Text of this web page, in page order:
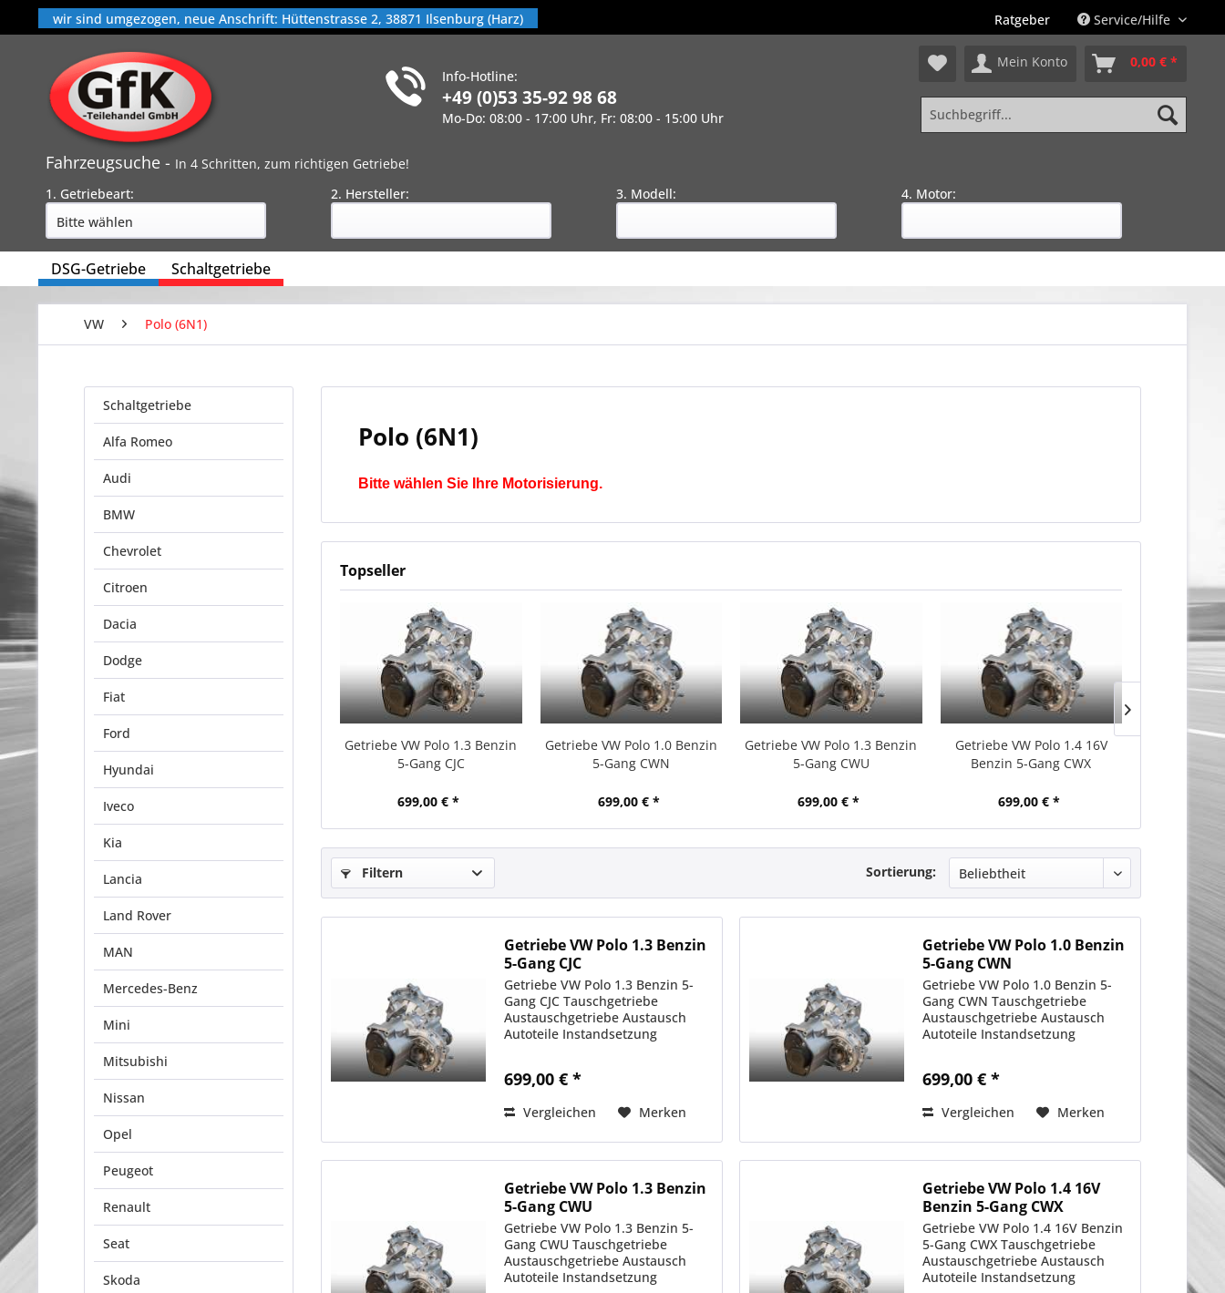
wir sind umgezogen, neue Anschrift: Hüttenstrasse 2, 38871 Ilsenburg (Harz) Ratgeber Service/Hilfe
Info-Hotline:
+49 (0)53 35-92 98 68
Mo-Do: 08:00 - 17:00 Uhr, Fr: 08:00 - 15:00 Uhr
Mein Konto 0,00 € *
Fahrzeugsuche - In 4 Schritten, zum richtigen Getriebe!
1. Getriebeart:
2. Hersteller: 3. Modell: 4. Motor:
DSG-Getriebe Schaltgetriebe
VW Polo (6N1)
Schaltgetriebe
Alfa Romeo
Audi
BMW
Chevrolet
Citroen
Dacia
Dodge
Fiat
Ford
Hyundai
Iveco
Kia
Lancia
Land Rover
MAN
Mercedes-Benz
Mini
Mitsubishi
Nissan
Opel
Peugeot
Renault
Seat
Skoda
Polo (6N1)
Bitte wählen Sie Ihre Motorisierung.
Topseller
Getriebe VW Polo 1.3 Benzin
5-Gang CJC
699,00 € *
Getriebe VW Polo 1.0 Benzin
5-Gang CWN
699,00 € *
Getriebe VW Polo 1.3 Benzin
5-Gang CWU
699,00 € *
Getriebe VW Polo 1.4 16V
Benzin 5-Gang CWX
699,00 € *
Filtern Sortierung:
Getriebe VW Polo 1.3 Benzin
5-Gang CJC
Getriebe VW Polo 1.3 Benzin 5-
Gang CJC Tauschgetriebe
Austauschgetriebe Austausch
Autoteile Instandsetzung
699,00 € *
Vergleichen Merken
Getriebe VW Polo 1.0 Benzin
5-Gang CWN
Getriebe VW Polo 1.0 Benzin 5-
Gang CWN Tauschgetriebe
Austauschgetriebe Austausch
Autoteile Instandsetzung
699,00 € *
Vergleichen Merken
Getriebe VW Polo 1.3 Benzin
5-Gang CWU
Getriebe VW Polo 1.3 Benzin 5-
Gang CWU Tauschgetriebe
Austauschgetriebe Austausch
Autoteile Instandsetzung
Getriebe VW Polo 1.4 16V
Benzin 5-Gang CWX
Getriebe VW Polo 1.4 16V Benzin
5-Gang CWX Tauschgetriebe
Austauschgetriebe Austausch
Autoteile Instandsetzung